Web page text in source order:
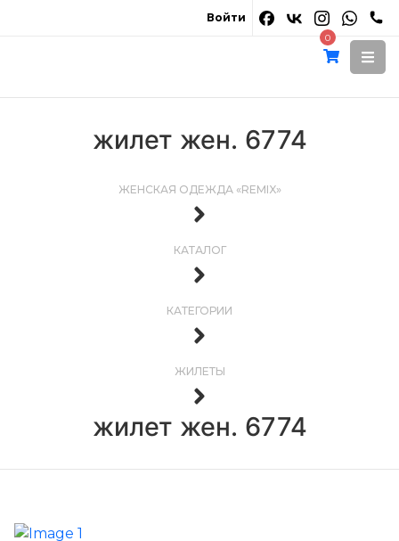
Войти
0
жилет жен. 6774
ЖЕНСКАЯ ОДЕЖДА «REMIX»
КАТАЛОГ
КАТЕГОРИИ
ЖИЛЕТЫ
жилет жен. 6774